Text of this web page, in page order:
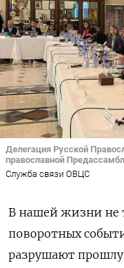
Делегация Русской
православной
Служба связи ОВЦС
В нашей жизни не
поворотных
разрушают